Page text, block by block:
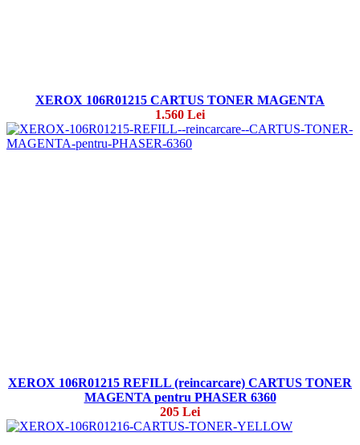
XEROX 106R01215 CARTUS TONER MAGENTA
1.560 Lei
XEROX 106R01215 REFILL (reincarcare) CARTUS TONER
MAGENTA pentru PHASER 6360
205 Lei